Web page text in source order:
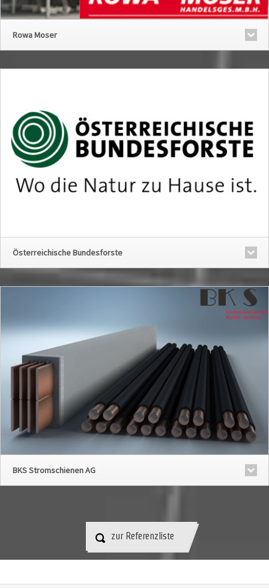
Rowa Moser
Österreichische Bundesforste
BKS Stromschienen AG
zur Referenzliste